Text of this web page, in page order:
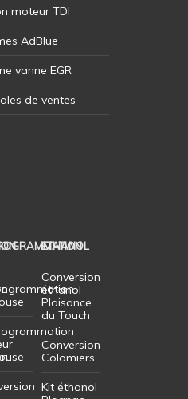
moteur TDI
AdBlue
vanne EGR
de ventes
ETHANOL
Conversion
éthanol
Plaisance
du Touch
Conversion
Colomiers
Kit éthanol